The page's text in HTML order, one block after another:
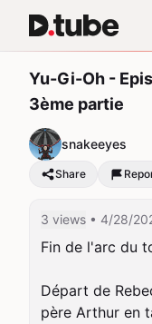
Yu-Gi-Oh -
3ème partie
snakeeyes
Share
3 views • 4/28/
Fin de l'arc du
Départ de
père Arthur en